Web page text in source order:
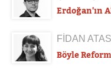
Erdoğan'ın
FİDAN
Böyle